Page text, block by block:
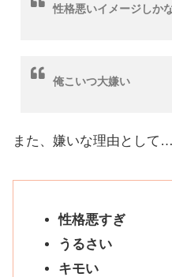
性格悪いイメージしかな
俺こいつ大嫌い
また、嫌いな理由として…
性格悪すぎ
うるさい
キモい